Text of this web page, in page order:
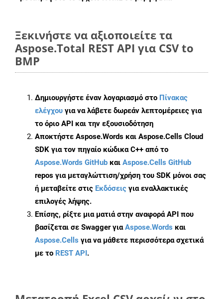
Ξεκινήστε να αξιοποιείτε τα
Aspose.Total REST API για CSV to
BMP
Δημιουργήστε έναν λογαριασμό στο Πίνακας
ελέγχου για να λάβετε δωρεάν λεπτομέρειες για
το όριο API και την εξουσιοδότηση
Αποκτήστε Aspose.Words και Aspose.Cells Cloud
SDK για τον πηγαίο κώδικα C++ από το
Aspose.Words GitHub και Aspose.Cells GitHub
repos για μεταγλώττιση/χρήση του SDK μόνοι σας
ή μεταβείτε στις Εκδόσεις για εναλλακτικές
επιλογές λήψης.
Επίσης, ρίξτε μια ματιά στην αναφορά API που
βασίζεται σε Swagger γιαAspose.Words και
Aspose.Cells για να μάθετε περισσότερα σχετικά
με το REST API.